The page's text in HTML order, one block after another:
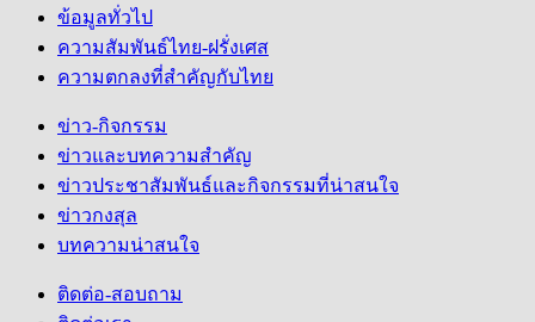
ข้อมูลทั่วไป
ความสัมพันธ์ไทย-ฝรั่งเศส
ความตกลงที่สำคัญกับไทย
ข่าว-กิจกรรม
ข่าวและบทความสำคัญ
ข่าวประชาสัมพันธ์และกิจกรรมที่น่าสนใจ
ข่าวกงสุล
บทความน่าสนใจ
ติดต่อ-สอบถาม